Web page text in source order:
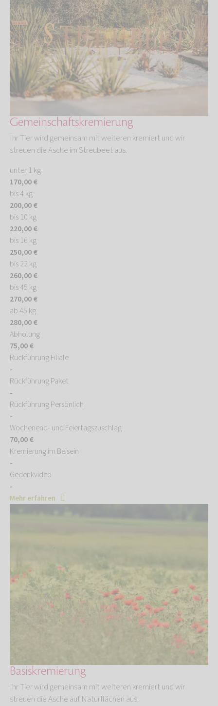
Gemeinschaftskremierung
Ihr Tier wird gemeinsam mit weiteren kremiert und wir
streuen die Asche im Streubeet aus.
unter 1 kg
170,00 €
bis 4 kg
200,00 €
bis 10 kg
220,00 €
bis 16 kg
250,00 €
bis 22 kg
260,00 €
bis 45 kg
270,00 €
ab 45 kg
280,00 €
Abholung
75,00 €
Rückführung Filiale
-
Rückführung Paket
-
Rückführung Persönlich
-
Wochenend- und Feiertagszuschlag
70,00 €
Kremierung im Beisein
-
Gedenkvideo
-
Mehr erfahren
Basiskremierung
Ihr Tier wird gemeinsam mit weiteren kremiert und wir
streuen die Asche auf Naturflächen aus.